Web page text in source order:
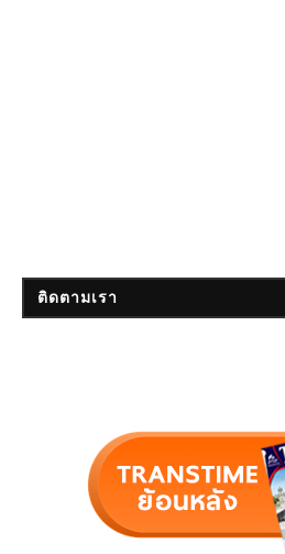
ติดตามเรา